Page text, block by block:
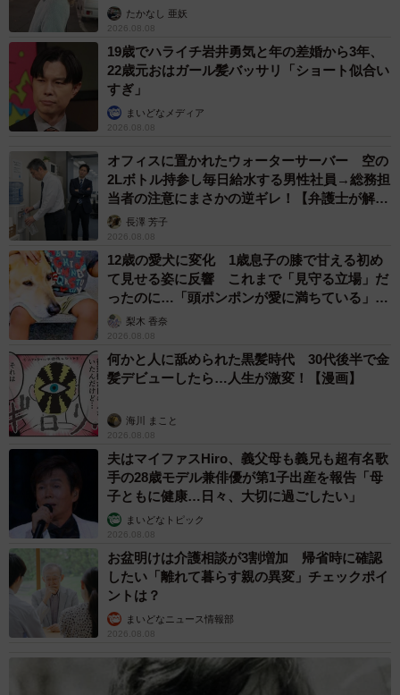
なぜ、突然歩けるようになったのかはよく分かりませ
ん。病院の先生は「恐らく栄養失調から回復したことで足
が治ったのだろう」と驚きを込めて話してくれました。
その後、2カ月の隔離期間を経て、先住猫と対面。無事に
バの家族は、その後何度も足を運んでみましたが、見つけ
ることができませんでした。
4/9
お兄ちゃんのクーくんとは一番の仲良し
あの家族がその後どうなったのかと考えると、いつも胸
が締め付けられます。一方、シンバは今年7月で保護して5
ストに取材】
たかなし 亜妖
2026.08.08
19歳でハライチ岩井勇気と年の差婚から3年、
22歳元おはガール髪バッサリ「ショート似合い
すぎ」
まいどなメディア
2026.08.08
オフィスに置かれたウォーターサーバー 空の
2Lボトル持参し毎日給水する男性社員→総務担
当者の注意にまさかの逆ギレ！【弁護士が解
説】長澤 芳子
2026.08.08
12歳の愛犬に変化 1歳息子の膝で甘える初め
て見せる姿に反響 これまで「見守る立場」だ
ったのに…「頭ポンポンが愛に満ちている」
「尊…」
梨木 香奈
2026.08.08
何かと人に舐められた黒髪時代 30代後半で金
髪デビューしたら…人生が激変！【漫画】
海川 まこと
2026.08.08
夫はマイファスHiro、義父母も義兄も超有名歌
手の28歳モデル兼俳優が第1子出産を報告「母
子ともに健康…日々、大切に過ごしたい」
まいどなトピック
2026.08.08
お盆明けは介護相談が3割増加 帰省時に確認
したい「離れて暮らす親の異変」チェックポイ
ントは？
まいどなニュース情報部
2026.08.08